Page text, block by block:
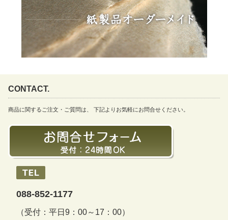
CONTACT.
商品に関するご注文・ご質問は、 下記よりお気軽にお問合せください。
088-852-1177
（受付：平日9：00～17：00）